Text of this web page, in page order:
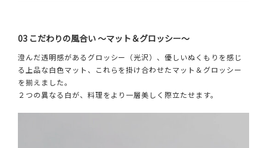
03 こだわりの風合い ～マット＆グロッシー～
澄んだ透明感があるグロッシー（光沢）、優しいぬくもりを感じ
る上品な白色マット、これらを掛け合わせたマット＆グロッシー
を揃えました。
２つの異なる白が、料理をより一層美しく際立たせます。